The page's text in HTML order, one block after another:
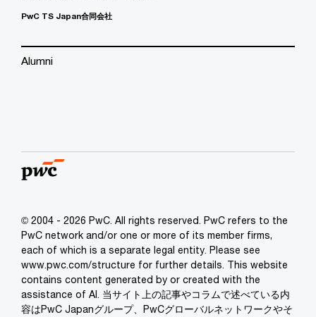
PwC TS Japan合同会社
Alumni
© 2004 - 2026 PwC. All rights reserved. PwC refers to the
PwC network and/or one or more of its member firms,
each of which is a separate legal entity. Please see
www.pwc.com/structure for further details. This website
contains content generated by or created with the
assistance of AI. 当サイト上の記事やコラムで述べている内
容はPwC Japanグループ、PwCグローバルネットワークやそ